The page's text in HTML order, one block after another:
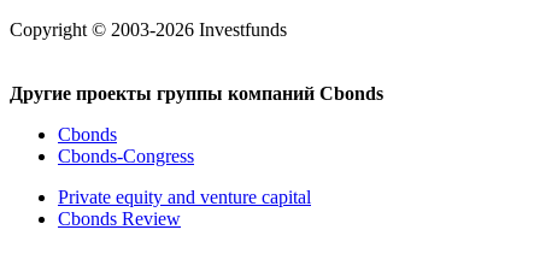
Copyright © 2003-2026 Investfunds
Другие проекты группы компаний Cbonds
Cbonds
Cbonds-Congress
Private equity and venture capital
Cbonds Review